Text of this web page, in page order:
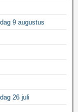
9 augustus
26 juli